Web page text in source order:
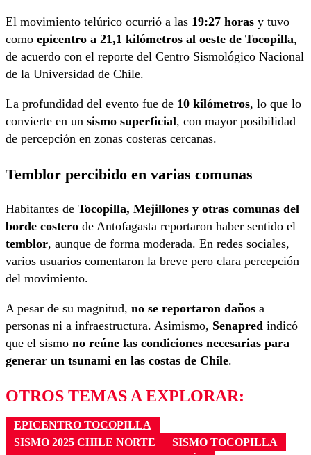
El movimiento telúrico ocurrió a las 19:27 horas y tuvo
como epicentro a 21,1 kilómetros al oeste de Tocopilla,
de acuerdo con el reporte del Centro Sismológico Nacional
de la Universidad de Chile.
La profundidad del evento fue de 10 kilómetros, lo que lo
convierte en un sismo superficial, con mayor posibilidad
de percepción en zonas costeras cercanas.
Temblor percibido en varias comunas
Habitantes de Tocopilla, Mejillones y otras comunas del
borde costero de Antofagasta reportaron haber sentido el
temblor, aunque de forma moderada. En redes sociales,
varios usuarios comentaron la breve pero clara percepción
del movimiento.
A pesar de su magnitud, no se reportaron daños a
personas ni a infraestructura. Asimismo, Senapred indicó
que el sismo no reúne las condiciones necesarias para
generar un tsunami en las costas de Chile.
OTROS TEMAS A EXPLORAR:
EPICENTRO TOCOPILLA
SISMO 2025 CHILE NORTE
SISMO TOCOPILLA